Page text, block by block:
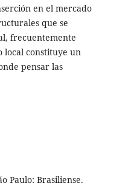
en el mercado
que se
frecuentemente
local constituye un
pensar las
Paulo: Brasiliense.